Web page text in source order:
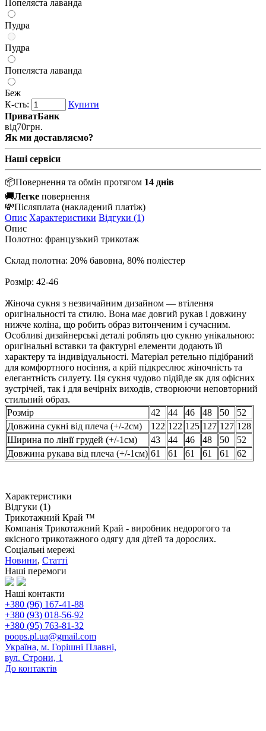
Попеляста лаванда
Пудра
Пудра
Попеляста лаванда
Беж
К-сть:
Купити
ПриватБанк
від70грн.
Як ми доставляємо?
Наші сервіси
📦Повернення та обмін протягом 14 днів
🚚Легке повернення
💸Післяплата (накладений платіж)
Опис Характеристики Відгуки (1)
Опис
Полотно: французький трикотаж
Склад полотна: 20% бавовна, 80% поліестер
Розмір: 42-46
Жіноча сукня з незвичайним дизайном — втілення
оригінальності та стилю. Вона має довгий рукав і довжину
нижче коліна, що робить образ витонченим і сучасним.
Особливі дизайнерські деталі роблять цю сукню унікальною:
оригінальні вставки та фактурні елементи додають їй
характеру та індивідуальності. Матеріал ретельно підібраний
для комфортного носіння, а крій підкреслює жіночність та
елегантність силуету. Ця сукня чудово підійде як для офісних
зустрічей, так і для вечірніх виходів, створюючи неповторний
стильний образ.
Розмір
42 44 46 48 50
52
Довжина сукні від плеча (+/-2см)
122 122 125 127 127 128
Ширина по лінії грудей (+/-1см)
43 44 46 48 50
52
Довжина рукава від плеча (+/-1см) 61 61 61 61 61 62
Характеристики
Відгуки (1)
Трикотажний Край ™
Компанія Трикотажний Край - виробник недорогого та
якісного трикотажного одягу для дітей та дорослих.
Соціальні мережі
Новини, Статті
Наші перемоги
Наші контакти
+380 (96) 167-41-88
+380 (93) 018-56-92
+380 (95) 763-81-32
poops.pl.ua@gmail.com
Україна, м. Горішні Плавні,
вул. Строни, 1
До контактів